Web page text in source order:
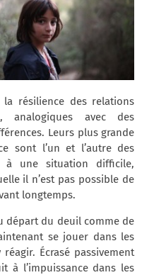
la résilience des relations
analogiques avec des
Leurs plus grande
sont l’un et l’autre des
à une situation difficile,
il n’est pas possible de
longtemps.
départ du deuil comme de
se jouer dans les
Écrasé passivement
à l’impuissance dans les